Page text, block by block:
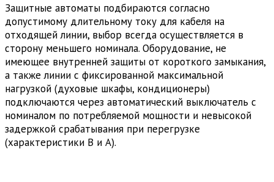
Защитные автоматы подбираются согласно
допустимому длительному току для кабеля на
отходящей линии, выбор всегда осуществляется в
сторону меньшего номинала. Оборудование, не
имеющее внутренней защиты от короткого замыкания,
а также линии с фиксированной максимальной
нагрузкой (духовые шкафы, кондиционеры)
подключаются через автоматический выключатель с
номиналом по потребляемой мощности и невысокой
задержкой срабатывания при перегрузке
(характеристики В и А).